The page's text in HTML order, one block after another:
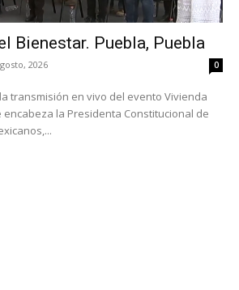
Bienestar. Puebla, Puebla
2026 0
transmisión en vivo del evento Vivienda
la Presidenta Constitucional de